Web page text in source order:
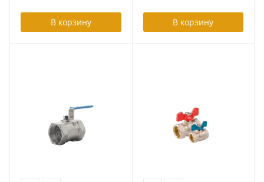
В корзину В корзину